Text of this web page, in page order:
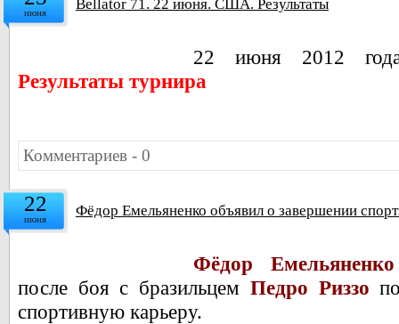
июня Bellator 71. 22 июня. США. Результаты
22 июня 2012
Результаты турнира
Комментариев - 0
22
июня Фёдор Емельяненко объявил о завершении
Фёдор Емельяненко
после боя с бразильцем Педро Риззо
спортивную карьеру.